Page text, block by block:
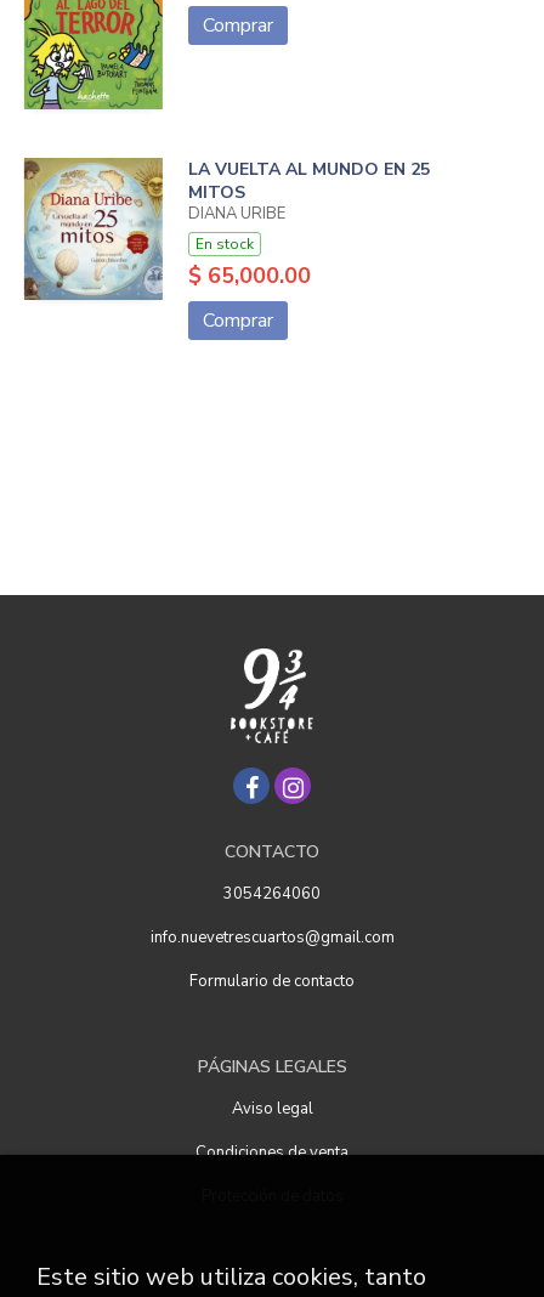
Comprar
LA VUELTA AL MUNDO EN 25
MITOS
DIANA URIBE
En stock
$ 65,000.00
Comprar
CONTACTO
3054264060
info.nuevetrescuartos@gmail.com
Formulario de contacto
PÁGINAS LEGALES
Aviso legal
Condiciones de venta
ATENCIÓN AL CLIENTE
Este sitio web utiliza cookies, tanto